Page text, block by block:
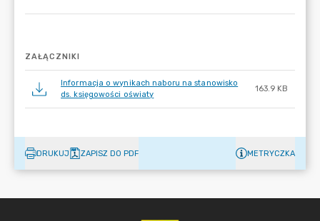
ZAŁĄCZNIKI
Informacja o wynikach naboru na stanowisko
ds. księgowości oświaty
163.9 KB
DRUKUJ ZAPISZ DO PDF METRYCZKA